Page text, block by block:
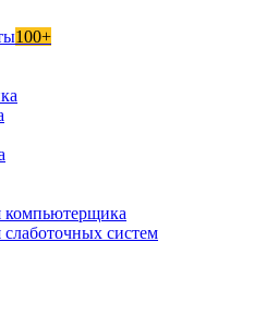
100+
компьютерщика
систем